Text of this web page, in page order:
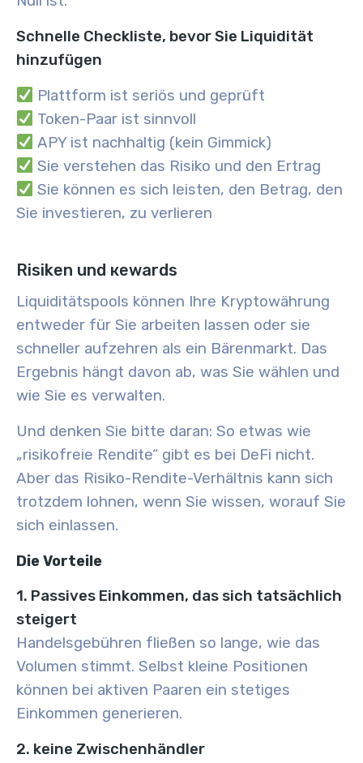
Schnelle Checkliste, bevor Sie Liquidität
hinzufügen
Plattform ist seriös und geprüft
Token-Paar ist sinnvoll
APY ist nachhaltig (kein Gimmick)
Sie verstehen das Risiko und den Ertrag
Sie können es sich leisten, den Betrag, den
Sie investieren, zu verlieren
Risiken und кewards
Liquiditätspools können Ihre Kryptowährung
entweder für Sie arbeiten lassen oder sie
schneller aufzehren als ein Bärenmarkt. Das
Ergebnis hängt davon ab, was Sie wählen und
wie Sie es verwalten.
Und denken Sie bitte daran: So etwas wie
„risikofreie Rendite“ gibt es bei DeFi nicht.
Aber das Risiko-Rendite-Verhältnis kann sich
trotzdem lohnen, wenn Sie wissen, worauf Sie
sich einlassen.
Die Vorteile
1. Passives Einkommen, das sich tatsächlich
steigert
Handelsgebühren fließen so lange, wie das
Volumen stimmt. Selbst kleine Positionen
können bei aktiven Paaren ein stetiges
Einkommen generieren.
2. keine Zwischenhändler